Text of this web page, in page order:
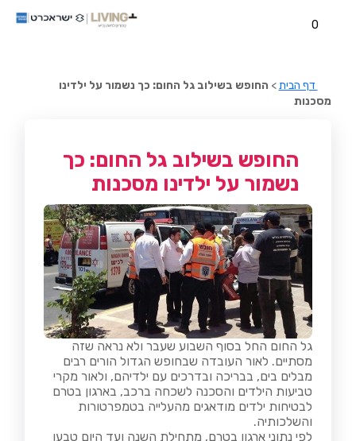
0
דף הבית> החופש בשילוב גל החום: כך נשמור על ילדינו
מסכנות
החופש בשילוב גל החום: כך
נשמור על ילדינו מסכנות
גל החום החל בסוף השבוע שעבר ולא נראה שזה
מסתיים. לאור העובדה שבחופש הגדול הורים רבים
מבלים בים, בבריכה ובדרכים עם ילדיהם, ולאור מקרי
טביעות הילדים והסכנה לשכחה ברכב, בארגון בטרם
לבטיחות ילדים מודאגים מהעלייה בטמפרטורות
והשלכותיה.
לפי נתוני ארגון בטרם, מתחילת השנה ועד היום טבעו